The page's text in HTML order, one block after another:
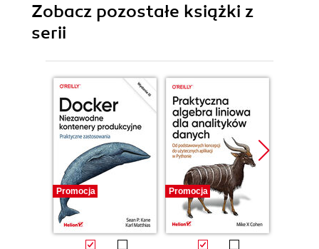
Zobacz pozostałe książki z
serii
Promocja Promocja